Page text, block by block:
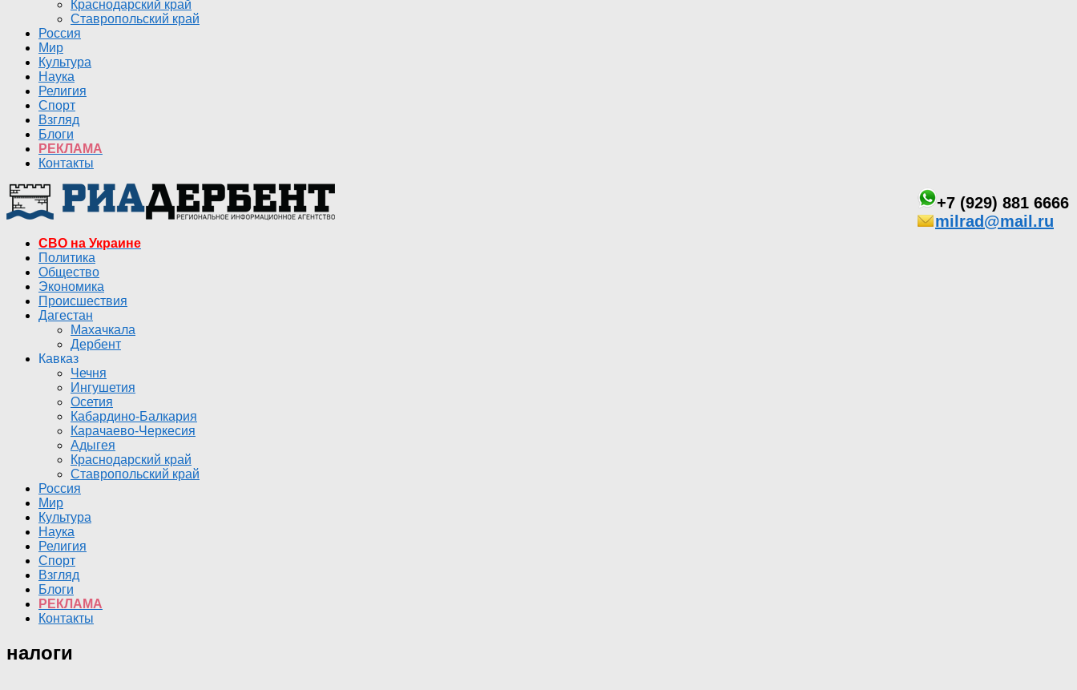
Краснодарский край
Ставропольский край
Россия
Мир
Культура
Наука
Религия
Спорт
Взгляд
Блоги
РЕКЛАМА
Контакты
+7 (929) 881 6666
milrad@mail.ru
СВО на Украине
Политика
Общество
Экономика
Происшествия
Дагестан
Махачкала
Дербент
Кавказ
Чечня
Ингушетия
Осетия
Кабардино-Балкария
Карачаево-Черкесия
Адыгея
Краснодарский край
Ставропольский край
Россия
Мир
Культура
Наука
Религия
Спорт
Взгляд
Блоги
РЕКЛАМА
Контакты
налоги